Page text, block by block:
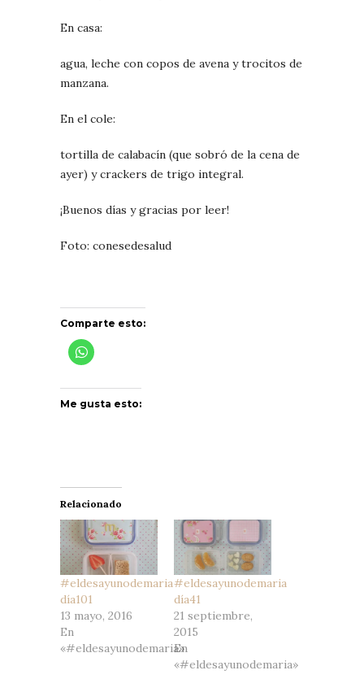
En casa:
agua, leche con copos de avena y trocitos de
manzana.
En el cole:
tortilla de calabacín (que sobró de la cena de
ayer) y crackers de trigo integral.
¡Buenos días y gracias por leer!
Foto: conesedesalud
Comparte esto:
Me gusta esto:
Relacionado
#eldesayunodemaria
día101
13 mayo, 2016
En
«#eldesayunodemaria»
#eldesayunodemaria
día41
21 septiembre,
2015
En
«#eldesayunodemaria»